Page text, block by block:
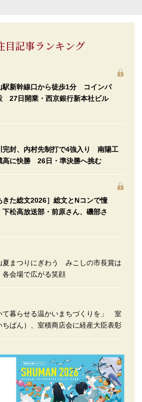
目記事ランキング
駅新幹線口から徒歩1分 コインパ
27日開業・西京銀行新本社ビル
完封、内村先制打で4強入り 南陽工
高に快勝 26日・準決勝へ挑む
きた総文2026］総文とNコンで憧
松高放送部・前原さん、磯部さ
夏まつりにぎわう みこしの市長賞は
会場で広がる笑顔
て暮らせる温かいまちづくりを」 室
ちばん）、室積商店会に経産大臣表彰